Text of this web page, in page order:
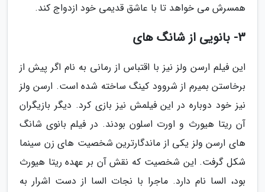
همسرش می خواهد تا با عاشق قدیمی خود ازدواج کند.
3- بانویی از شانگ های
این فیلم ارسن ولز نیز با اقتباس از رمانی به نام اگر پیش از
برخاستن بمیرم از شروود کینگ ساخته شده است. ارسن ولز
نیز خود دوباره در این فیلمش نیز بازی کرد. دیگر بازیگران
آن ریتا هیورث و اورت اسلون بودند. در فیلم بانوی شانگ
های ارسن ولز یکی از ماندگارترین شخصیت های زن سینما
شکل گرفت. این شخصیت که نقش آن بر عهده ریتا هیورث
بود، السا نام دارد. ماجرا با نجات السا از دست اشرار به